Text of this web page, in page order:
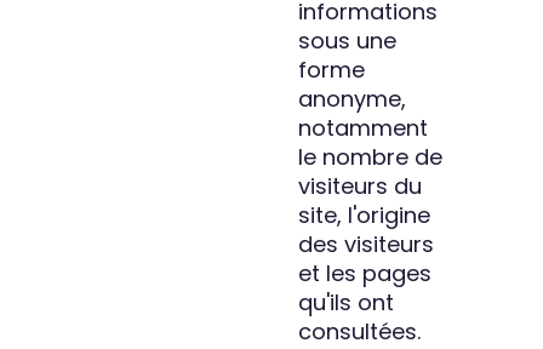
informations
sous une
forme
anonyme,
notamment
le nombre de
visiteurs du
site, l'origine
des visiteurs
et les pages
qu'ils ont
consultées.